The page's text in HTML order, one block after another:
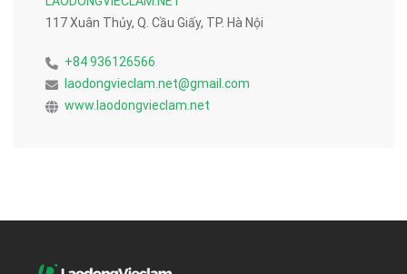
117 Xuân Thủy, Q. Cầu Giấy, TP. Hà Nội
+84 936126566
laodongvieclam.net@gmail.com
www.laodongvieclam.net